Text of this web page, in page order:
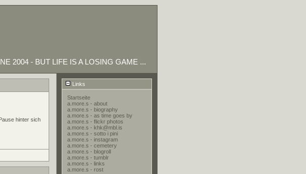
2004 - BUT LIFE IS A LOSING GAME ...
Links
Startseite
a.more.s - about
a.more.s - biography
a.more.s - as time goes by
a.more.s - flickr photos
a.more.s - khk@mbl.is
a.more.s - sotto i pini
a.more.s - instagram
a.more.s - cemetery
a.more.s - blogroll
a.more.s - tumblr
a.more.s - links
a.more.s - rost
hinter sich